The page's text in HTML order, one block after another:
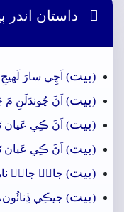
 داستان اندر
(بيت) اَچِي سارَ
(بيت) اَڻَ چُوندَلَنِ مَ
(بيت) اَڻَ ڪِي عَيان
(بيت) اَڻَ ڪِي عَيان
(بيت) جانۡ جانۡ
(بيت) جيڪِي